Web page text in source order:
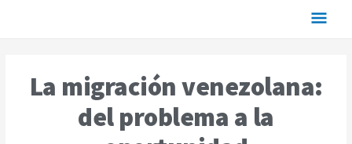
La migración venezolana:
del problema a la